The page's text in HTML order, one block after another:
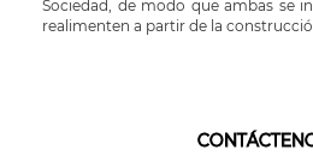
Sociedad, de modo que ambas se
realimenten a partir de la